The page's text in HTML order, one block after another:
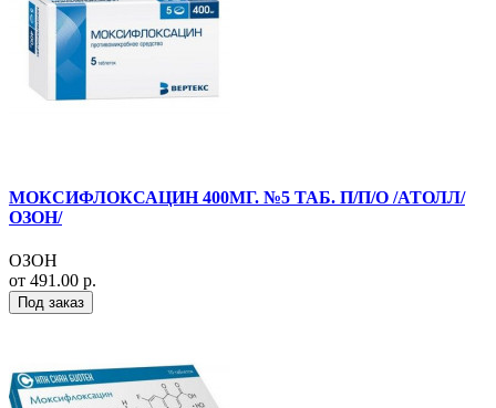
МОКСИФЛОКСАЦИН 400МГ. №5 ТАБ. П/П/О /АТОЛЛ/
ОЗОН/
ОЗОН
от 491.00 р.
Под заказ